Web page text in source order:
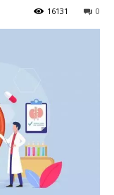
0
16131